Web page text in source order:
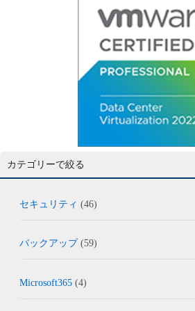
カテゴリーで絞る
セキュリティ (46)
バックアップ(59)
Microsoft365 (4)